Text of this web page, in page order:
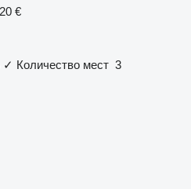
€
✓ Количество мест 3